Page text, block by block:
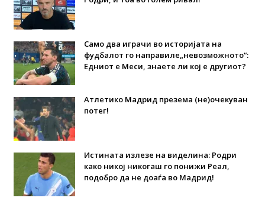
Само два играчи во историјата на
фудбалот го направиле„невозможното“:
Едниот е Меси, знаете ли кој е другиот?
Атлетико Мадрид презема (не)очекуван
потег!
Истината излезе на виделина: Родри
како никој никогаш го понижи Реал,
подобро да не доаѓа во Мадрид!